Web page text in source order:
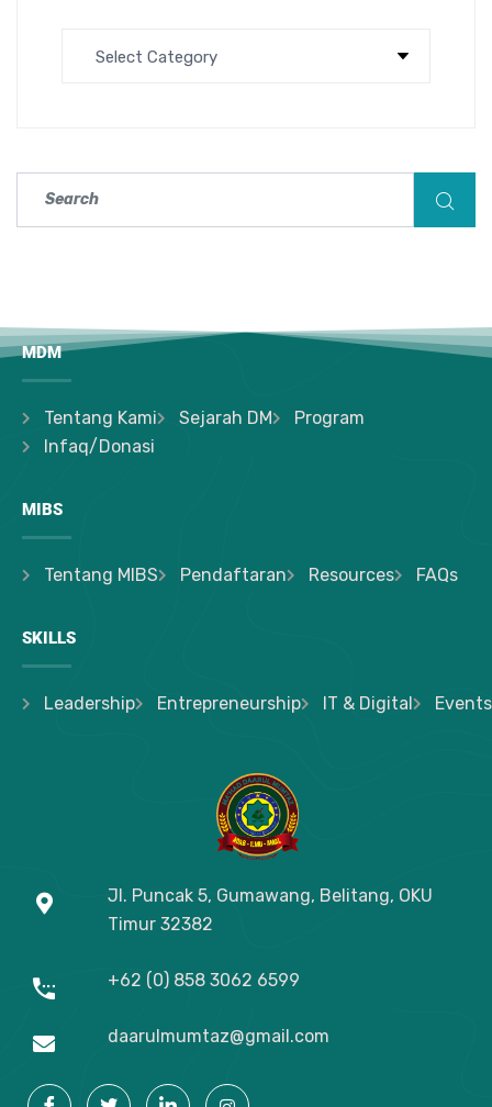
MDM
Tentang Kami Sejarah DM
Program
Infaq/Donasi
MIBS
Tentang MIBS Pendaftaran Resources FAQs
SKILLS
Leadership Entrepreneurship IT & Digital Events
Jl. Puncak 5, Gumawang, Belitang, OKU
Timur 32382
+62 (0) 858 3062 6599
daarulmumtaz@gmail.com